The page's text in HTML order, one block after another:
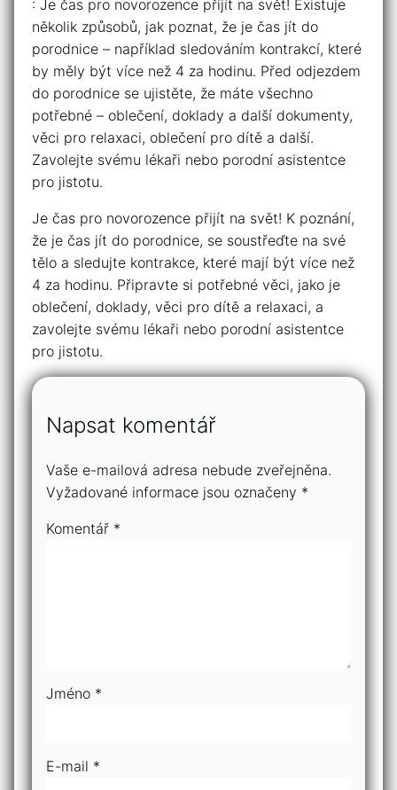
: Je čas pro novorozence přijít na svět! Existuje
několik způsobů, jak poznat, že je čas jít do
porodnice – například sledováním kontrakcí, které
by měly být více než 4 za hodinu. Před odjezdem
do porodnice se ujistěte, že máte všechno
potřebné – oblečení, doklady a další dokumenty,
věci pro relaxaci, oblečení pro dítě a další.
Zavolejte svému lékaři nebo porodní asistentce
pro jistotu.
Je čas pro novorozence přijít na svět! K poznání,
že je čas jít do porodnice, se soustřeďte na své
tělo a sledujte kontrakce, které mají být více než
4 za hodinu. Připravte si potřebné věci, jako je
oblečení, doklady, věci pro dítě a relaxaci, a
zavolejte svému lékaři nebo porodní asistentce
pro jistotu.
Napsat komentář
Vaše e-mailová adresa nebude zveřejněna.
Vyžadované informace jsou označeny *
Komentář *
Jméno *
E-mail *